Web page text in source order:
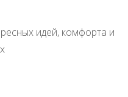
идей, комфорта и
Архивы